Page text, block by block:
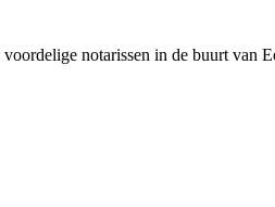
notarissen in de buurt van